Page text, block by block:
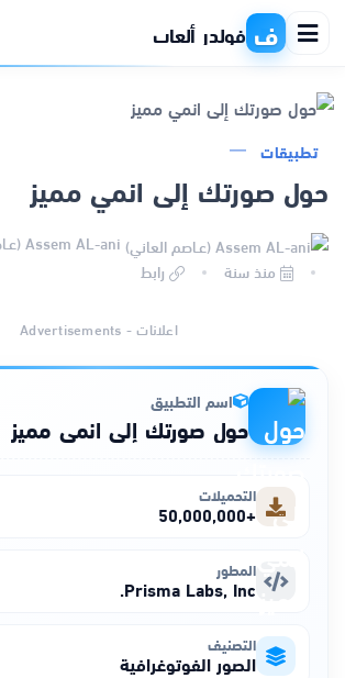
ف فولدر ألعاب
التطبيقات
ذكاء اصطناعي
تطبيقات
حول صورتك إلى انمي مميز
منذ سنة
رابط
اعلانات - Advertisements
اسم التطبيق
حول صورتك إلى انمي مميز
التحميلات
+50,000,000
المطور
Prisma Labs, Inc.
التصنيف
الصور الفوتوغرافية